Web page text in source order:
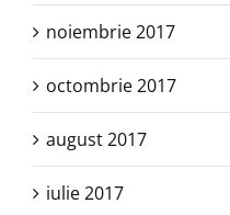
noiembrie 2017
octombrie 2017
august 2017
iulie 2017